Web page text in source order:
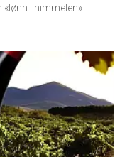
i himmelen».